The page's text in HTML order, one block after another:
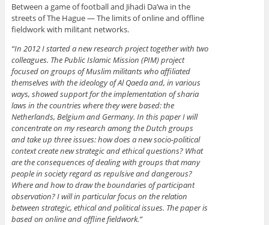
Between a game of football and Jihadi Da’wa in the
streets of The Hague — The limits of online and offline
fieldwork with militant networks.
“In 2012 I started a new research project together with two
colleagues. The Public Islamic Mission (PIM) project
focused on groups of Muslim militants who affiliated
themselves with the ideology of Al Qaeda and, in various
ways, showed support for the implementation of sharia
laws in the countries where they were based: the
Netherlands, Belgium and Germany. In this paper I will
concentrate on my research among the Dutch groups
and take up three issues: how does a new socio-political
context create new strategic and ethical questions? What
are the consequences of dealing with groups that many
people in society regard as repulsive and dangerous?
Where and how to draw the boundaries of participant
observation? I will in particular focus on the relation
between strategic, ethical and political issues. The paper is
based on online and offline fieldwork.”